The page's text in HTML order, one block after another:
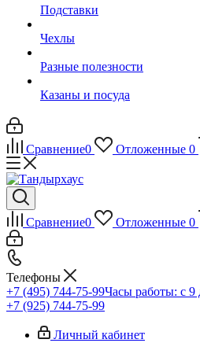
Подставки
Чехлы
Разные полезности
Казаны и посуда
Сравнение0 Отложенные 0
Сравнение0 Отложенные 0
Телефоны
+7 (495) 744-75-99Часы работы: c 9
+7 (925) 744-75-99
Личный кабинет